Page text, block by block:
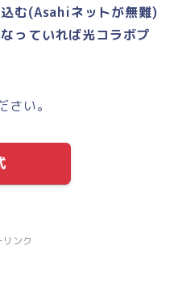
む(Asahiネットが無難)
っていれば光コラボプ
い。
リンク